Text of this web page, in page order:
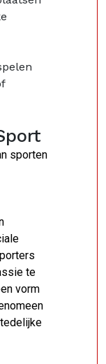
sporten
te
vorm